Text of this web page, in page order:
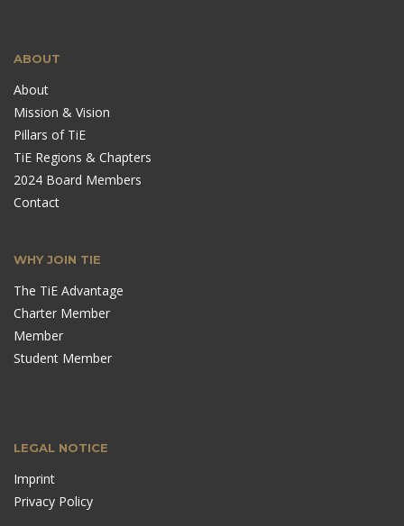
ABOUT
About
Mission & Vision
Pillars of TiE
TiE Regions & Chapters
2024 Board Members
Contact
WHY JOIN TIE
The TiE Advantage
Charter Member
Member
Student Member
LEGAL NOTICE
Imprint
Privacy Policy